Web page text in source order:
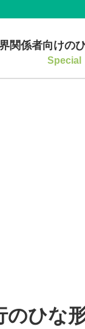
関係者向けの
Special
のひな